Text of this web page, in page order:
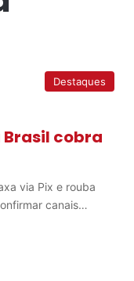
Destaques
Brasil cobra
via Pix e rouba
canais…